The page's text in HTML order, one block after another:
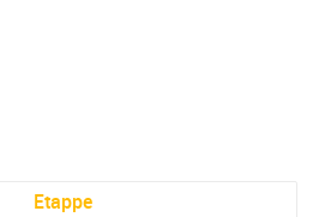
Etappe